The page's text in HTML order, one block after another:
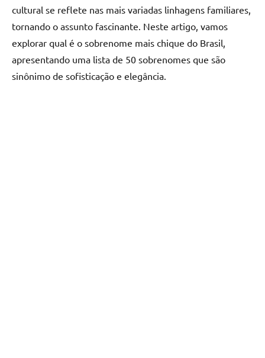
cultural se reflete nas mais variadas linhagens familiares,
tornando o assunto fascinante. Neste artigo, vamos
explorar qual é o sobrenome mais chique do Brasil,
apresentando uma lista de 50 sobrenomes que são
sinônimo de sofisticação e elegância.